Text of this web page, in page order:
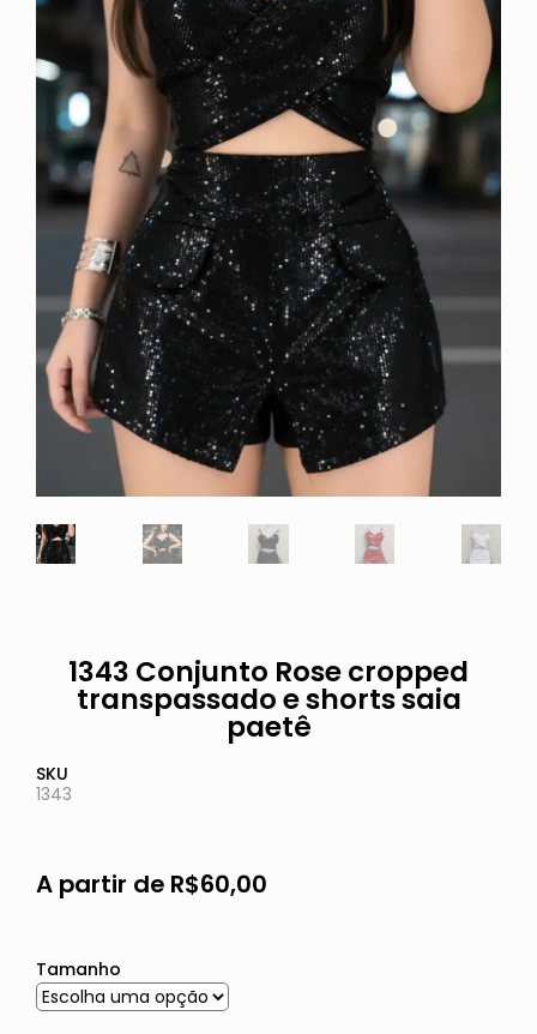
1343 Conjunto Rose cropped
transpassado e shorts saia
paetê
SKU
1343
A partir de R$60,00
Tamanho